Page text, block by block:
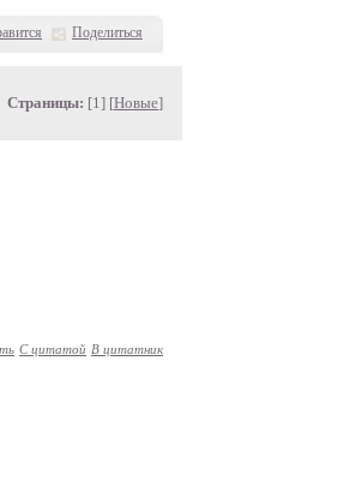
Поделиться
Страницы: [1] [Новые]
С цитатой В цитатник